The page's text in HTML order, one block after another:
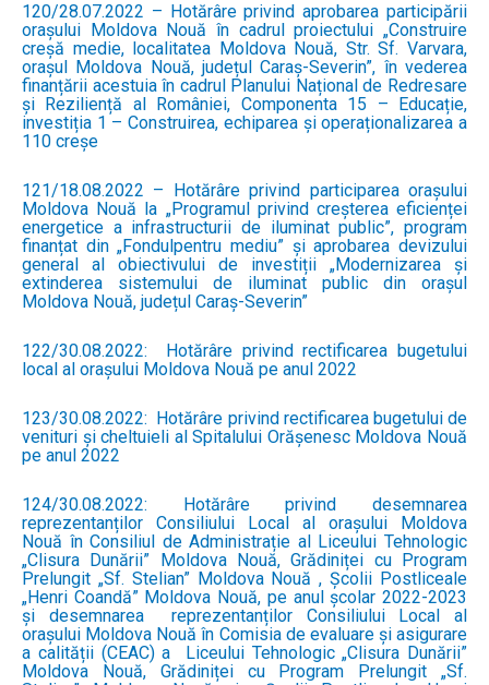
120/28.07.2022 – Hotărâre privind aprobarea participării
orașului Moldova Nouă în cadrul proiectului „Construire
creșă medie, localitatea Moldova Nouă, Str. Sf. Varvara,
orașul Moldova Nouă, județul Caraș-Severin”, în vederea
finanțării acestuia în cadrul Planului Național de Redresare
și Reziliență al României, Componenta 15 – Educație,
investiția 1 – Construirea, echiparea și operaționalizarea a
110 creșe
121/18.08.2022 – Hotărâre privind participarea orașului
Moldova Nouă la „Programul privind creșterea eficienței
energetice a infrastructurii de iluminat public”, program
finanțat din „Fondulpentru mediu” și aprobarea devizului
general al obiectivului de investiții „Modernizarea și
extinderea sistemului de iluminat public din orașul
Moldova Nouă, județul Caraș-Severin”
122/30.08.2022: Hotărâre privind rectificarea bugetului
local al orașului Moldova Nouă pe anul 2022
123/30.08.2022: Hotărâre privind rectificarea bugetului de
venituri și cheltuieli al Spitalului Orășenesc Moldova Nouă
pe anul 2022
124/30.08.2022: Hotărâre privind desemnarea
reprezentanților Consiliului Local al orașului Moldova
Nouă în Consiliul de Administrație al Liceului Tehnologic
„Clisura Dunării” Moldova Nouă, Grădiniței cu Program
Prelungit „Sf. Stelian” Moldova Nouă , Școlii Postliceale
„Henri Coandă” Moldova Nouă, pe anul școlar 2022-2023
și desemnarea reprezentanților Consiliului Local al
orașului Moldova Nouă în Comisia de evaluare și asigurare
a calității (CEAC) a Liceului Tehnologic „Clisura Dunării”
Moldova Nouă, Grădiniței cu Program Prelungit „Sf.